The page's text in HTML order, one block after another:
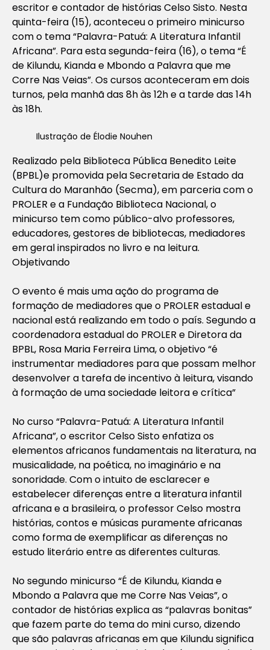
escritor e contador de histórias Celso Sisto. Nesta
quinta-feira (15), aconteceu o primeiro minicurso
com o tema “Palavra-Patuá: A Literatura Infantil
Africana”. Para esta segunda-feira (16), o tema “É
de Kilundu, Kianda e Mbondo a Palavra que me
Corre Nas Veias”. Os cursos aconteceram em dois
turnos, pela manhã das 8h às 12h e a tarde das 14h
às 18h.
Ilustração de Élodie Nouhen
Realizado pela Biblioteca Pública Benedito Leite
(BPBL)e promovida pela Secretaria de Estado da
Cultura do Maranhão (Secma), em parceria com o
PROLER e a Fundação Biblioteca Nacional, o
minicurso tem como público-alvo professores,
educadores, gestores de bibliotecas, mediadores
em geral inspirados no livro e na leitura.
Objetivando
O evento é mais uma ação do programa de
formação de mediadores que o PROLER estadual e
nacional está realizando em todo o país. Segundo a
coordenadora estadual do PROLER e Diretora da
BPBL, Rosa Maria Ferreira Lima, o objetivo “é
instrumentar mediadores para que possam melhor
desenvolver a tarefa de incentivo à leitura, visando
à formação de uma sociedade leitora e crítica”
No curso “Palavra-Patuá: A Literatura Infantil
Africana”, o escritor Celso Sisto enfatiza os
elementos africanos fundamentais na literatura, na
musicalidade, na poética, no imaginário e na
sonoridade. Com o intuito de esclarecer e
estabelecer diferenças entre a literatura infantil
africana e a brasileira, o professor Celso mostra
histórias, contos e músicas puramente africanas
como forma de exemplificar as diferenças no
estudo literário entre as diferentes culturas.
No segundo minicurso “É de Kilundu, Kianda e
Mbondo a Palavra que me Corre Nas Veias”, o
contador de histórias explica as “palavras bonitas”
que fazem parte do tema do mini curso, dizendo
que são palavras africanas em que Kilundu significa